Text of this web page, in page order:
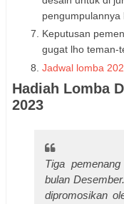
pengumpulannya
Keputusan
gugat lho teman-
Jadwal lomba
Hadiah Lomba
2023
Tiga
bulan
dipromosikan